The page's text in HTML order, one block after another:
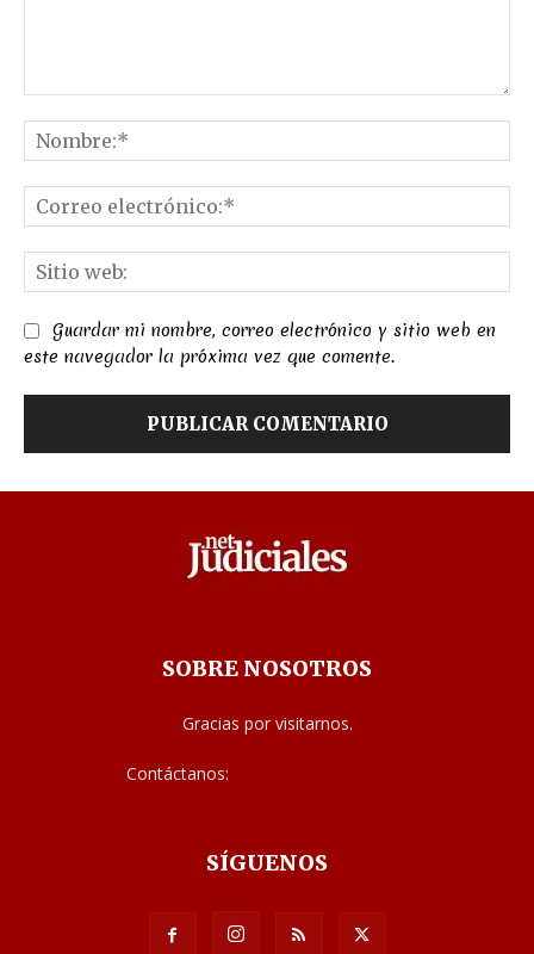
Guardar mi nombre, correo electrónico y sitio web en
este navegador la próxima vez que comente.
SOBRE NOSOTROS
Gracias por visitarnos.
Contáctanos:
SÍGUENOS